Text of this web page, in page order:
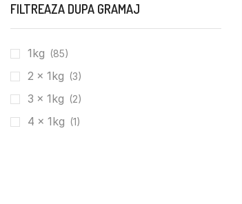
FILTREAZA DUPA GRAMAJ
1kg (85)
2 x 1kg (3)
3 x 1kg (2)
4 x 1kg (1)